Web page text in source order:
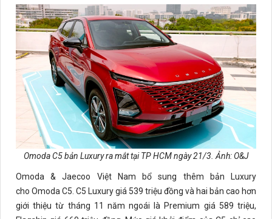
Omoda C5 bản Luxury ra mắt tại TP HCM ngày 21/3. Ảnh: O&J
Omoda & Jaecoo Việt Nam bổ sung thêm bản Luxury
cho Omoda C5. C5 Luxury giá 539 triệu đồng và hai bản cao hơn
giới thiệu từ tháng 11 năm ngoái là Premium giá 589 triệu,